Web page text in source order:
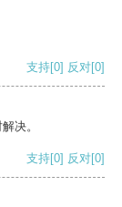
支持[0] 反对[0]
决。
支持[0] 反对[0]